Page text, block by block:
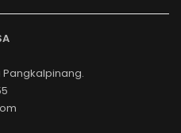
Pangkalpinang.